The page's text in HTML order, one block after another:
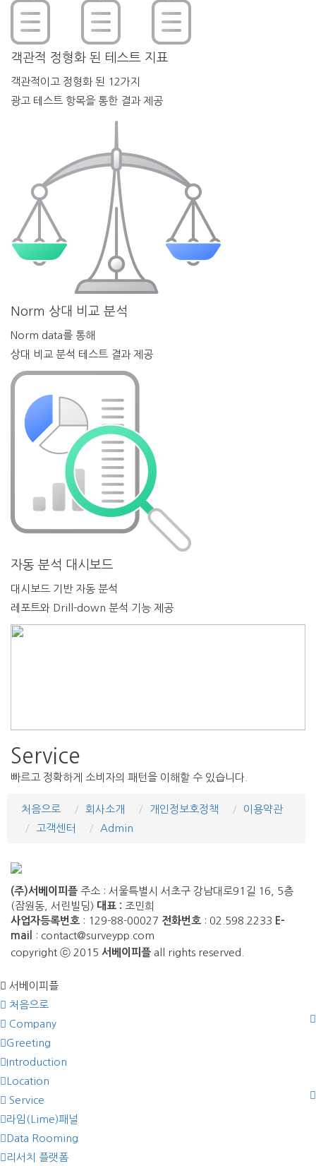
객관적 정형화 된 테스트 지표
객관적이고 정형화 된 12가지
광고 테스트 항목을 통한 결과 제공
Norm 상대 비교 분석
Norm data를 통해
상대 비교 분석 테스트 결과 제공
자동 분석 대시보드
대시보드 기반 자동 분석
레포트와 Drill-down 분석 기능 제공
Service
빠르고 정확하게 소비자의 패턴을 이해할 수 있습니다.
처음으로 회사소개 개인정보호정책
이용약관
고객센터
Admin
(주)서베이피플 주소 : 서울특별시 서초구 강남대로91길 16, 5층
(잠원동, 서린빌딩) 대표 : 조민희
사업자등록번호 : 129-88-00027 전화번호 : 02.598.2233 E-
mail
: contact@surveypp.com
copyright ⓒ 2015 서베이피플 all rights reserved.
서베이피플
처음으로
Company
Greeting
Introduction
Location
Service
라임(Lime)패널
Data Rooming
리서치 플랫폼